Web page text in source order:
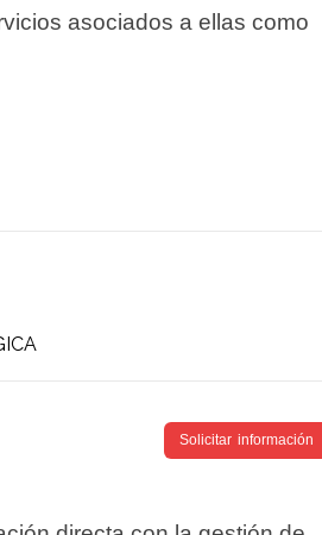
asociados a ellas como
Solicitar información